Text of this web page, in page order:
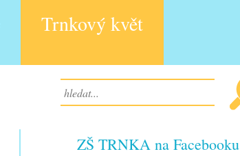
Trnkový květ
ZŠ TRNKA na Facebooku